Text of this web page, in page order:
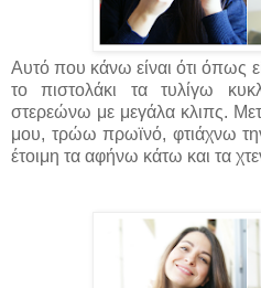
Αυτό που κάνω είναι ότι όπως
το πιστολάκι τα τυλίγω
στερεώνω με μεγάλα κλιπς.
μου, τρώω πρωϊνό, φτιάχνω
έτοιμη τα αφήνω κάτω και τα